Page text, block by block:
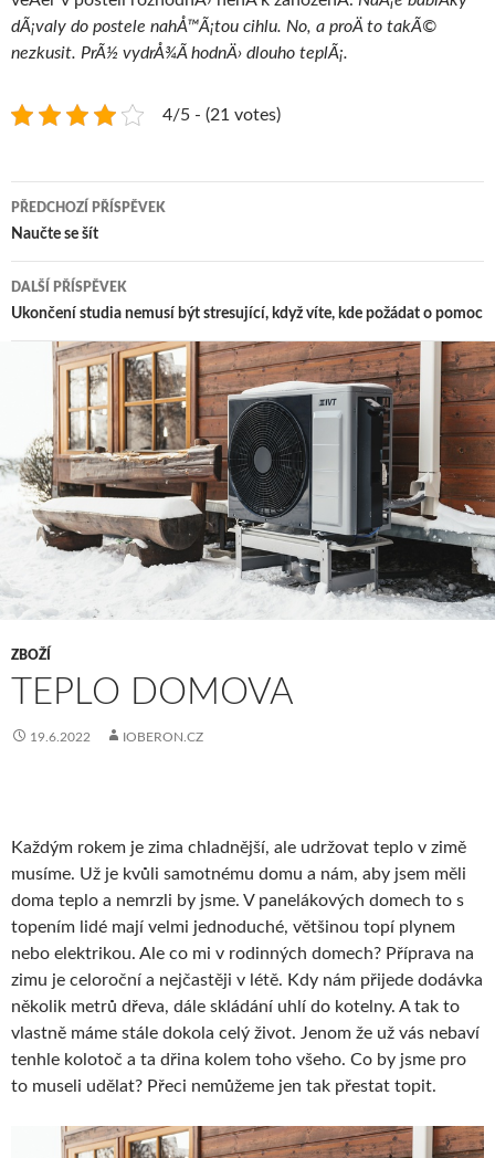
dÃ¡valy do postele nahÅ™Ã¡tou cihlu. No, a proÄ to takÃ©
nezkusit. PrÃ½ vydrÅ¾Ã­ hodnÄ› dlouho teplÃ¡.
4/5 - (21 votes)
Navigace
pro
příspěvky
PŘEDCHOZÍ PŘÍSPĚVEK
Naučte se šít
DALŠÍ PŘÍSPĚVEK
Ukončení studia nemusí být stresující, když víte, kde požádat o pomoc
ZBOŽÍ
TEPLO DOMOVA
19.6.2022 IOBERON.CZ
Každým rokem je zima chladnější, ale udržovat teplo v zimě
musíme. Už je kvůli samotnému domu a nám, aby jsem měli
doma teplo a nemrzli by jsme. V panelákových domech to s
topením lidé mají velmi jednoduché, většinou topí plynem
nebo elektrikou. Ale co mi v rodinných domech? Příprava na
zimu je celoroční a nejčastěji v létě. Kdy nám přijede dodávka
několik metrů dřeva, dále skládání uhlí do kotelny. A tak to
vlastně máme stále dokola celý život. Jenom že už vás nebaví
tenhle kolotoč a ta dřina kolem toho všeho. Co by jsme pro
to museli udělat? Přeci nemůžeme jen tak přestat topit.